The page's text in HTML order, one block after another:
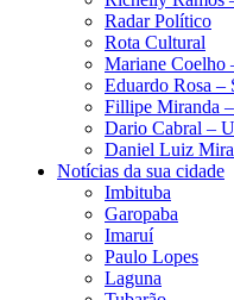
Radar Político
Rota Cultural
Mariane Coelho
Eduardo Rosa​ –
Fillipe Miranda
Dario Cabral –
Daniel Luiz
Notícias da sua cidade
Imbituba
Garopaba
Imaruí
Paulo Lopes
Laguna